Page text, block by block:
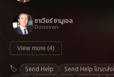
ซาเวียร์ ซามูเอล
Donovan
View more (4)
Send Help Send Help โปรดส่